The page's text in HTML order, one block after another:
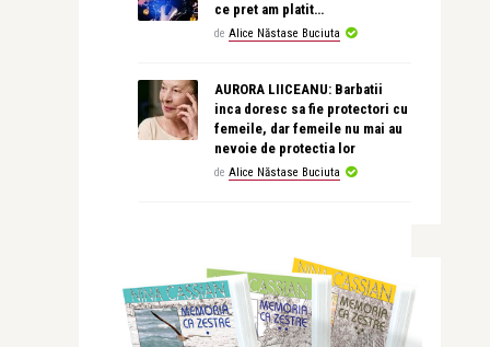
ce pret am platit…
de Alice Năstase Buciuta
AURORA LIICEANU: Barbatii
inca doresc sa fie protectori cu
femeile, dar femeile nu mai au
nevoie de protectia lor
de Alice Năstase Buciuta